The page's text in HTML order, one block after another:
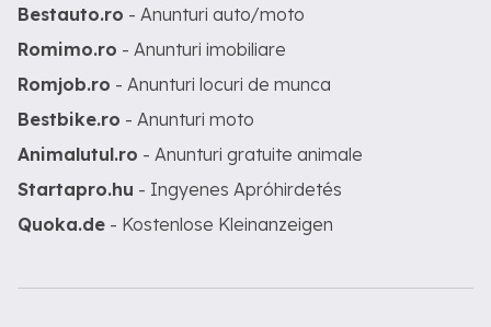
Bestauto.ro - Anunturi auto/moto
Romimo.ro - Anunturi imobiliare
Romjob.ro - Anunturi locuri de munca
Bestbike.ro - Anunturi moto
Animalutul.ro - Anunturi gratuite animale
Startapro.hu - Ingyenes Apróhirdetés
Quoka.de - Kostenlose Kleinanzeigen